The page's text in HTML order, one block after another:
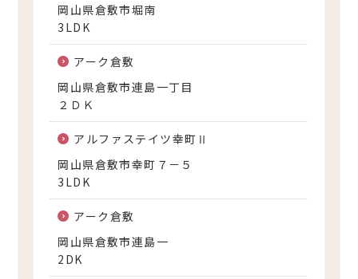
岡山県倉敷市堀南
3LDK
アーク倉敷
岡山県倉敷市連島一丁目
２ＤＫ
アルファステイツ幸町Ⅱ
岡山県倉敷市幸町７－５
3LDK
アーク倉敷
岡山県倉敷市連島一
2DK